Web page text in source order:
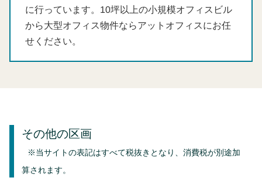
に行っています。10坪以上の小規模オフィスビル
から大型オフィス物件ならアットオフィスにお任
せください。
その他の区画
※当サイトの表記はすべて税抜きとなり、消費税が別途加
算されます。